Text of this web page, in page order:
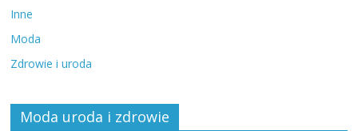
Inne
Moda
Zdrowie i uroda
Moda uroda i zdrowie